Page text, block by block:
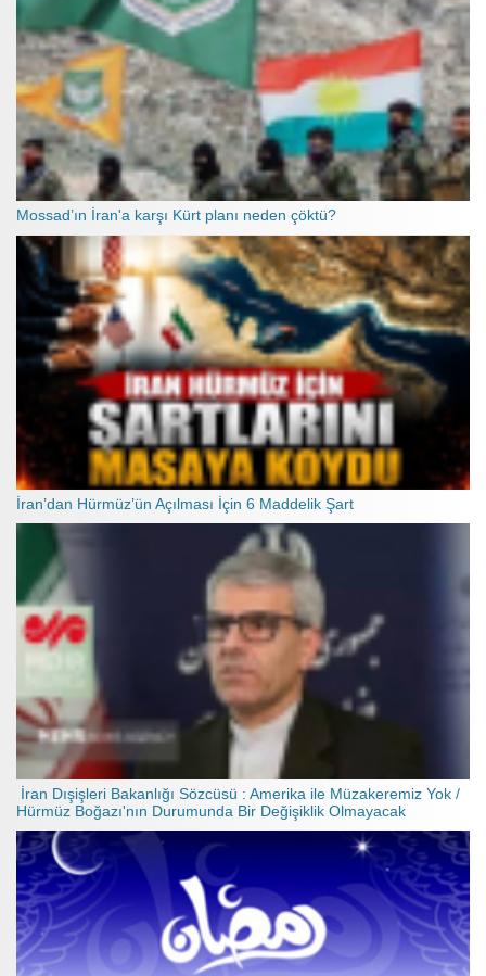
Mossad’ın İran'a karşı Kürt planı neden çöktü?
İran’dan Hürmüz’ün Açılması İçin 6 Maddelik Şart
İran Dışişleri Bakanlığı Sözcüsü : Amerika ile Müzakeremiz Yok /
Hürmüz Boğazı'nın Durumunda Bir Değişiklik Olmayacak